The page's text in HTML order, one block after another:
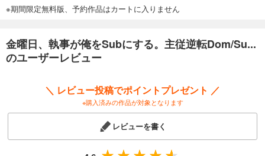
※期間限定無料版、予約作品はカートに入りません
金曜日、執事が俺をSubにする。主従逆転Dom/Su...
のユーザーレビュー
＼ レビュー投稿でポイントプレゼント ／
※購入済みの作品が対象となります
レビューを書く